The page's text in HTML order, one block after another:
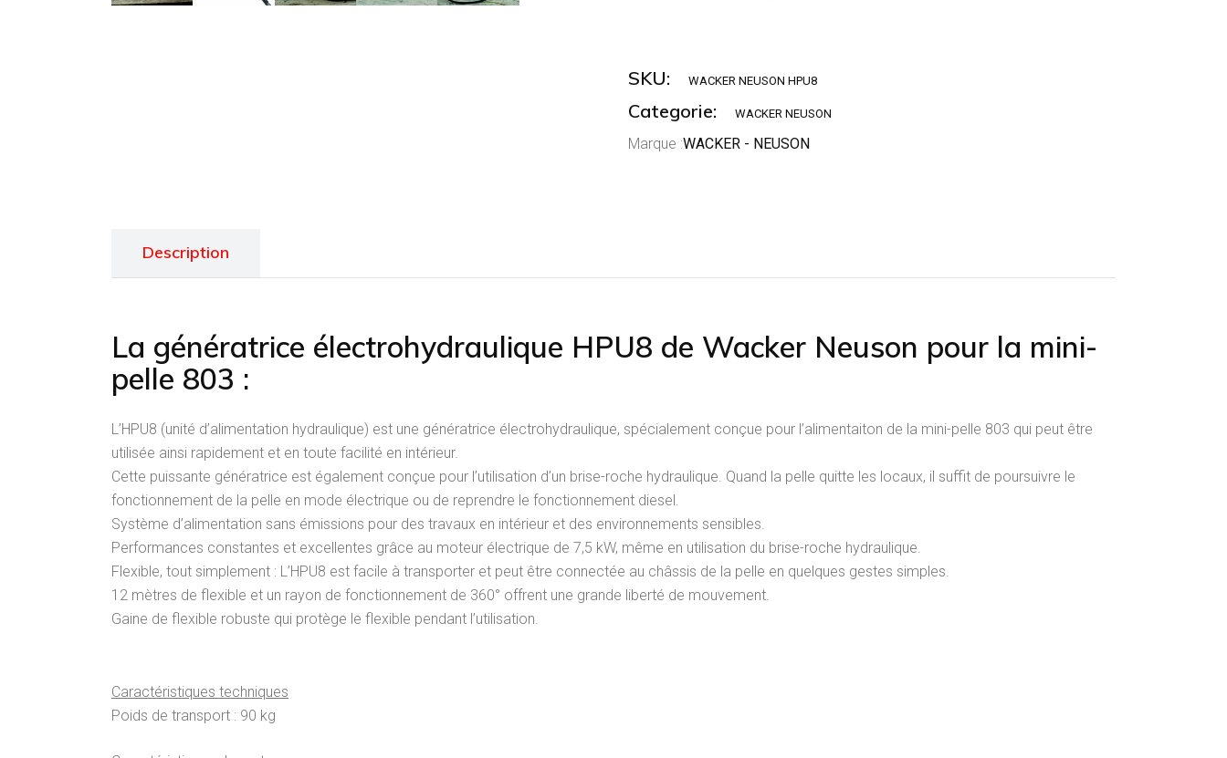
SKU: WACKER NEUSON HPU8
Categorie: WACKER NEUSON
Marque :WACKER - NEUSON
Description
La génératrice électrohydraulique HPU8 de Wacker Neuson pour la mini-
pelle 803 :
L’HPU8 (unité d’alimentation hydraulique) est une génératrice électrohydraulique, spécialement conçue pour l’alimentaiton de la mini-pelle 803 qui peut être
utilisée ainsi rapidement et en toute facilité en intérieur.
Cette puissante génératrice est également conçue pour l’utilisation d’un brise-roche hydraulique. Quand la pelle quitte les locaux, il suffit de poursuivre le
fonctionnement de la pelle en mode électrique ou de reprendre le fonctionnement diesel.
Système d’alimentation sans émissions pour des travaux en intérieur et des environnements sensibles.
Performances constantes et excellentes grâce au moteur électrique de 7,5 kW, même en utilisation du brise-roche hydraulique.
Flexible, tout simplement : L’HPU8 est facile à transporter et peut être connectée au châssis de la pelle en quelques gestes simples.
12 mètres de flexible et un rayon de fonctionnement de 360° offrent une grande liberté de mouvement.
Gaine de flexible robuste qui protège le flexible pendant l’utilisation.
Caractéristiques techniques
Poids de transport : 90 kg